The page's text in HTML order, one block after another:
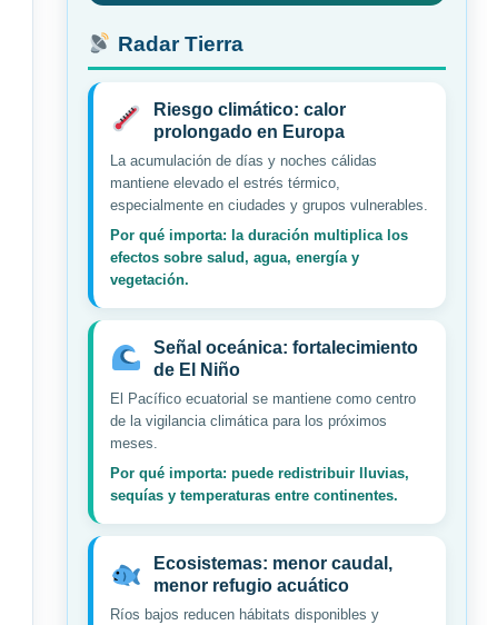
Radar Tierra
Riesgo climático: calor
prolongado en Europa
La acumulación de días y noches cálidas
mantiene elevado el estrés térmico,
especialmente en ciudades y grupos vulnerables.
Por qué importa: la duración multiplica los
efectos sobre salud, agua, energía y
vegetación.
Señal oceánica: fortalecimiento
de El Niño
El Pacífico ecuatorial se mantiene como centro
de la vigilancia climática para los próximos
meses.
Por qué importa: puede redistribuir lluvias,
sequías y temperaturas entre continentes.
Ecosistemas: menor caudal,
menor refugio acuático
Ríos bajos reducen hábitats disponibles y